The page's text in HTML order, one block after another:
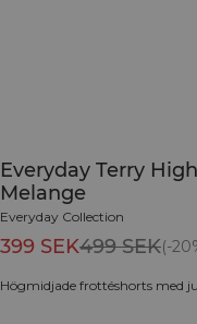
Everyday Terry
Melange
Everyday Collection
399 SEK499 SEK(-
Högmidjade frottéshorts med